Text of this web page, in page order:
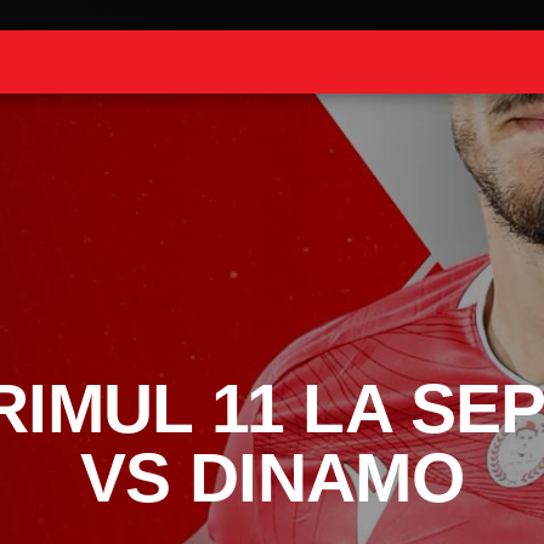
11 LA
VS DINAMO